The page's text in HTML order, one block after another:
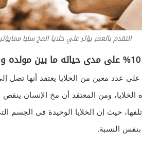
التقدم بالعمر يؤثر علي خلايا المخ سلبا
عدد معين من الخلايا يعتقد أنها تصل
حيث إن الخلايا الوحيدة فى
النسبة.